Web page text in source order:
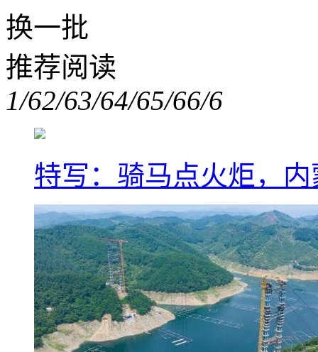
换一批
推荐阅读
1/62/63/64/65/66/6
特写：骑马点火炬，